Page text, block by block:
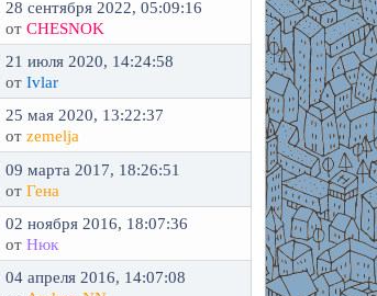
28 сентября 2022, 05:09:16
отCHESNOK
21 июля 2020, 14:24:58
отIvlar
25 мая 2020, 13:22:37
отzemelja
09 марта 2017, 18:26:51
отГена
02 ноября 2016, 18:07:36
отНюк
04 апреля 2016, 14:07:08